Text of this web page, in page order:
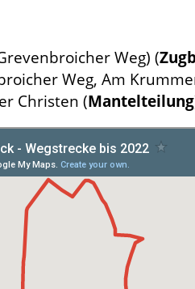
Weg) (
Weg, Am
Christen (Mantelteilung